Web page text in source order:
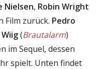
Nielsen, Robin Wright
Film zurück. Pedro
(Brautalarm)
im Sequel, dessen
spielt. Unten findet